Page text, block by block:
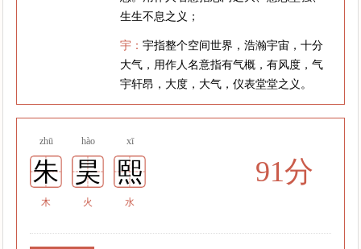
生生不息之义；
宇：宇指整个空间世界，浩瀚宇宙，十分
大气，用作人名意指有气概，有风度，气
宇轩昂，大度，大气，仪表堂堂之义。
zhū hào xī
朱 昊 熙
木 火 水
91分